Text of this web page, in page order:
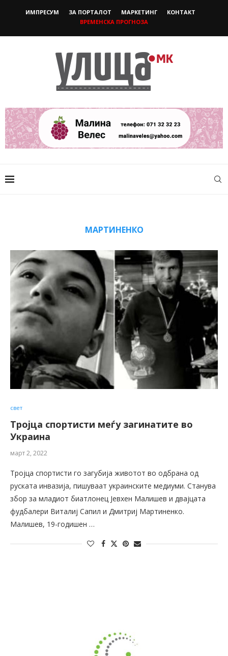
ИМПРЕСУМ ЗА ПОРТАЛОТ МАРКЕТИНГ
КОНТАКТ
ВРЕМЕНСКА ПРОГНОЗА
МАРТИНЕНКО
свет
Тројца спортисти меѓу загинатите во
Украина
март 2, 2022
Тројца спортисти го загубија животот во одбрана од
руската инвазија, пишуваат украинските медиуми. Станува
збор за младиот биатлонец Јевхен Малишев и двајцата
фудбалери Виталиј Сапил и Дмитриј Мартиненко.
Малишев, 19-годишен …